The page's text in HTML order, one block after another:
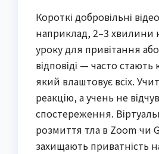
Короткі добровільні
наприклад, 2–3 хвилини
уроку для привітання або
відповіді — часто
який влаштовує всіх.
реакцію, а учень не
спостереження.
розмиття тла в Zoom чи
захищають приватність